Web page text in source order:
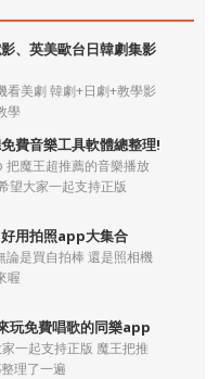
、英美歐台日韓劇集影
看美劇 韓劇+日劇+教學影
學
費音樂工具軟體總整理!
魔王超推薦的音樂播放
望大家一起支持正版
用拍照app大集合
是買自拍棒 還是照相機
喔
玩免費唱歌的同樂app
一起支持正版 魔王把推
理了一遍